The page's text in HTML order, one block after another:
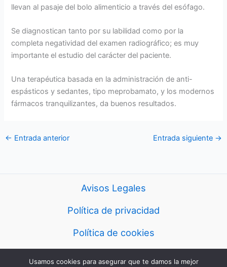
llevan al pasaje del bolo alimenticio a través del esófago.
Se diagnostican tanto por su labilidad como por la
completa negatividad del examen radiográfico; es muy
importante el estudio del carácter del paciente.
Una terapéutica basada en la administración de anti-
espásticos y sedantes, tipo meprobamato, y los modernos
fármacos tranquilizantes, da buenos resultados.
← Entrada anterior Entrada siguiente →
Avisos Legales
Política de privacidad
Política de cookies
Usamos cookies para asegurar que te damos la mejor